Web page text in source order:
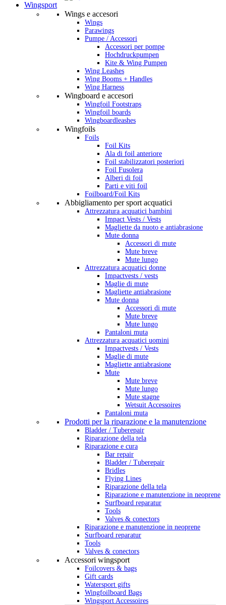
Wingsport
Wings e accesori
Wings
Parawings
Pumpe / Accessori
Accessori per pompe
Hochdruckpumpen
Kite & Wing Pumpen
Wing Leashes
Wing Booms + Handles
Wing Harness
Wingboard e accesori
Wingfoil Footstraps
Wingfoil boards
Wingboardleashes
Wingfoils
Foils
Foil Kits
Ala di foil anteriore
Foil stabilizzatori posteriori
Foil Fusolera
Alberi di foil
Parti e viti foil
Foilboard/Foil Kits
Abbigliamento per sport acquatici
Attrezzatura acquatici bambini
Impact Vests / Vests
Magliette da nuoto e antiabrasione
Mute donna
Accessori di mute
Mute breve
Mute lungo
Attrezzatura acquatici donne
Impactvests / vests
Maglie di mute
Magliette antiabrasione
Mute donna
Accessori di mute
Mute breve
Mute lungo
Pantaloni muta
Attrezzatura acquatici uomini
Impactvests / Vests
Maglie di mute
Magliette antiabrasione
Mute
Mute breve
Mute lungo
Mute stagne
Wetsuit Accessoires
Pantaloni muta
Prodotti per la riparazione e la manutenzione
Bladder / Tuberepair
Riparazione della tela
Riparazione e cura
Bar repair
Bladder / Tuberepair
Bridles
Flying Lines
Riparazione della tela
Riparazione e manutenzione in neoprene
Surfboard reparatur
Tools
Valves & conectors
Riparazione e manutenzione in neoprene
Surfboard reparatur
Tools
Valves & conectors
Accessori wingsport
Foilcovers & bags
Gift cards
Watersport gifts
Wingfoilboard Bags
Wingsport Accessoires